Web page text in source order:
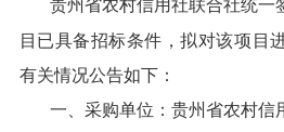
贵州省农村信用社联合社统一
目已具备招标条件，拟对该项目
有关情况公告如下：
一、采购单位：贵州省农村信